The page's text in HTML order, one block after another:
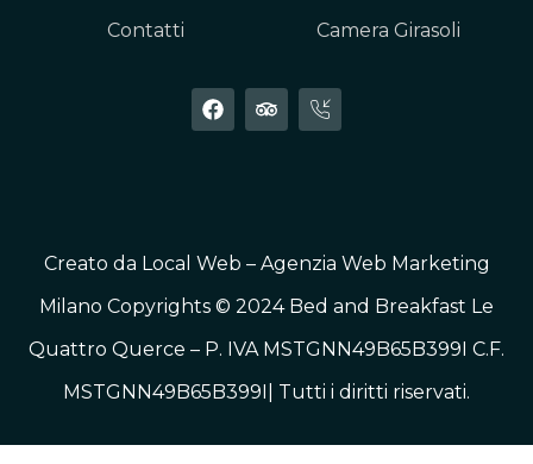
Contatti Camera Girasoli
Creato da Local Web – Agenzia Web Marketing
Milano Copyrights © 2024 Bed and Breakfast Le
Quattro Querce – P. IVA MSTGNN49B65B399I C.F.
MSTGNN49B65B399I| Tutti i diritti riservati.